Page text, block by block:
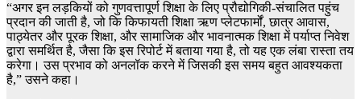
“अगर इन लड़कियों को गुणवत्तापूर्ण शिक्षा के लिए प्रौद्योगिकी-संचालित पहुंच
प्रदान की जाती है, जो कि किफायती शिक्षा ऋण प्लेटफार्मों, छात्र आवास,
पाठ्येतर और पूरक शिक्षा, और सामाजिक और भावनात्मक शिक्षा में पर्याप्त निवेश
द्वारा समर्थित है, जैसा कि इस रिपोर्ट में बताया गया है, तो यह एक लंबा रास्ता तय
करेगा। उस प्रभाव को अनलॉक करने में जिसकी इस समय बहुत आवश्यकता
है,” उसने कहा।